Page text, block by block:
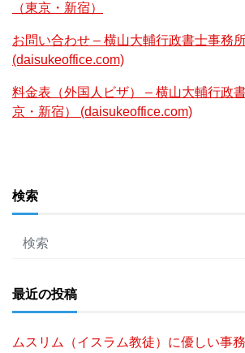
（東京・新宿）
お問い合わせ – 横山大輔行政書士事務
(daisukeoffice.com)
料金表（外国人ビザ） – 横山大輔行政
京・新宿） (daisukeoffice.com)
検索
最近の投稿
ムスリム（イスラム教徒）に優しい事務